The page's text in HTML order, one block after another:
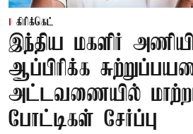
கிரிக்கெட்
இந்திய மகளிர்
ஆப்பிரிக்க
அட்டவணையில்
போட்டிகள் சேர்ப்பு